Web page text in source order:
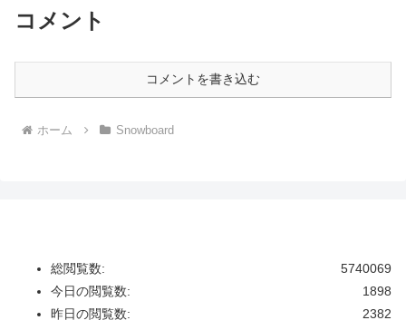
コメント
コメントを書き込む
ホーム Snowboard
5740069
総閲覧数:
1898
今日の閲覧数:
2382
昨日の閲覧数: